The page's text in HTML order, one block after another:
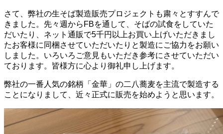
さて、弊社の生そば製造販売プロジェクトも粛々とすすんで
きました。先々週からFBを通して、そばの試食をしていた
だいたり、ネット通販で5千円以上お買い上げいただきまし
たお客様に同梱させていただいたりと製造にご協力をお願い
しました。いろいろご意見もいただき参考にさせていただい
ております。皆様方に心より御礼申し上げます。
弊社の一番人気の銘柄「金華」の二八蕎麦を主流で製造する
ことになりまして、近々正式に販売を始めようと思います。